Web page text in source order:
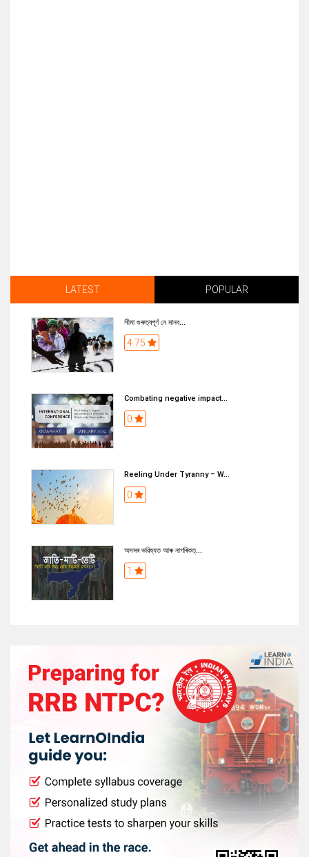
LATEST POPULAR
সীমা গুৰুত্বপূৰ্ণ নে মানব...
4.75
Combating negative impact...
0
Reeling Under Tyranny – W...
0
অসমৰ ভৱিষ্যত আৰু নাগৰিকত্...
1